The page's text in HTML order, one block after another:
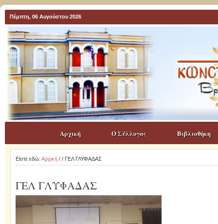
Πέμπτη, 06 Αυγούστου 2026
Αρχική Ο Σύλλογος Βιβλιοθήκη
Είστε εδώ: Αρχική/ / ΓΕΛ ΓΛΥΦΑΔΑΣ
ΓΕΛ ΓΛΥΦΑΔΑΣ